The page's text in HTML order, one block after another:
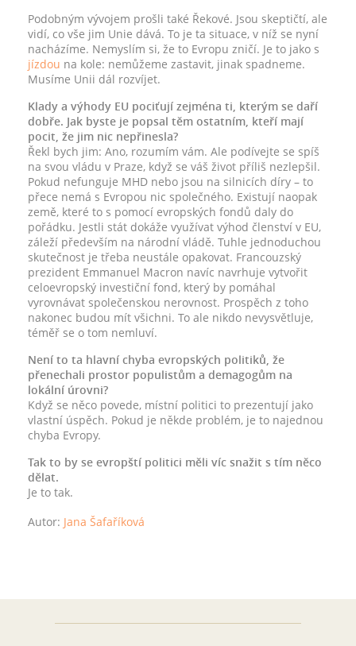
Podobným vývojem prošli také Řekové. Jsou skeptičtí, ale
vidí, co vše jim Unie dává. To je ta situace, v níž se nyní
nacházíme. Nemyslím si, že to Evropu zničí. Je to jako s
jízdou na kole: nemůžeme zastavit, jinak spadneme.
Musíme Unii dál rozvíjet.
Klady a výhody EU pociťují zejména ti, kterým se daří
dobře. Jak byste je popsal těm ostatním, kteří mají
pocit, že jim nic nepřinesla?
Řekl bych jim: Ano, rozumím vám. Ale podívejte se spíš
na svou vládu v Praze, když se váš život příliš nezlepšil.
Pokud nefunguje MHD nebo jsou na silnicích díry – to
přece nemá s Evropou nic společného. Existují naopak
země, které to s pomocí evropských fondů daly do
pořádku. Jestli stát dokáže využívat výhod členství v EU,
záleží především na národní vládě. Tuhle jednoduchou
skutečnost je třeba neustále opakovat. Francouzský
prezident Emmanuel Macron navíc navrhuje vytvořit
celoevropský investiční fond, který by pomáhal
vyrovnávat společenskou nerovnost. Prospěch z toho
nakonec budou mít všichni. To ale nikdo nevysvětluje,
téměř se o tom nemluví.
Není to ta hlavní chyba evropských politiků, že
přenechali prostor populistům a demagogům na
lokální úrovni?
Když se něco povede, místní politici to prezentují jako
vlastní úspěch. Pokud je někde problém, je to najednou
chyba Evropy.
Tak to by se evropští politici měli víc snažit s tím něco
dělat.
Je to tak.
Autor: Jana Šafaříková